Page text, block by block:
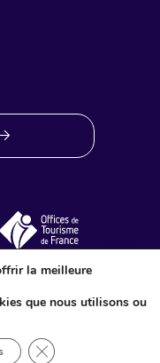
créé et réalisé par
la meilleure
que nous utilisons ou
Fermer la bannière